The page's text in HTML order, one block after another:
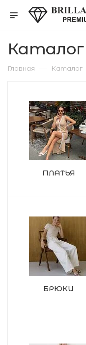
Каталог
Главная — Каталог
ПЛАТЬЯ
БРЮКИ